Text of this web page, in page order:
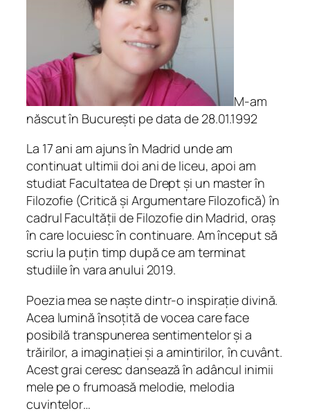
u
i
.
e
r
s
u
r
i
M-am
născut în București pe data de 28.01.1992
La 17 ani am ajuns în Madrid unde am
continuat ultimii doi ani de liceu, apoi am
studiat Facultatea de Drept și un master în
Filozofie (Critică și Argumentare Filozofică) în
cadrul Facultății de Filozofie din Madrid, oraș
în care locuiesc în continuare. Am început să
scriu la puțin timp după ce am terminat
studiile în vara anului 2019.
Poezia mea se naște dintr-o inspirație divină.
Acea lumină însoțită de vocea care face
posibilă transpunerea sentimentelor și a
trăirilor, a imaginației și a amintirilor, în cuvânt.
Acest grai ceresc dansează în adâncul inimii
mele pe o frumoasă melodie, melodia
cuvintelor…